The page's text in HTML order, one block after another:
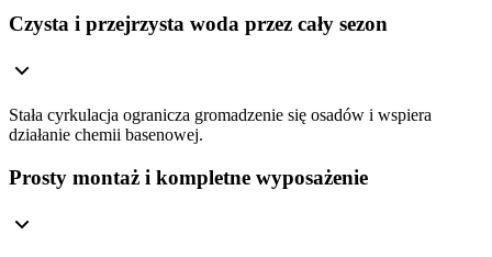
Czysta i przejrzysta woda przez cały sezon
Stała cyrkulacja ogranicza gromadzenie się osadów i wspiera
działanie chemii basenowej.
Prosty montaż i kompletne wyposażenie